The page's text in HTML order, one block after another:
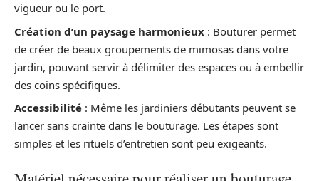
vigueur ou le port.
Création d’un paysage harmonieux : Bouturer permet
de créer de beaux groupements de mimosas dans votre
jardin, pouvant servir à délimiter des espaces ou à embellir
des coins spécifiques.
Accessibilité : Même les jardiniers débutants peuvent se
lancer sans crainte dans le bouturage. Les étapes sont
simples et les rituels d’entretien sont peu exigeants.